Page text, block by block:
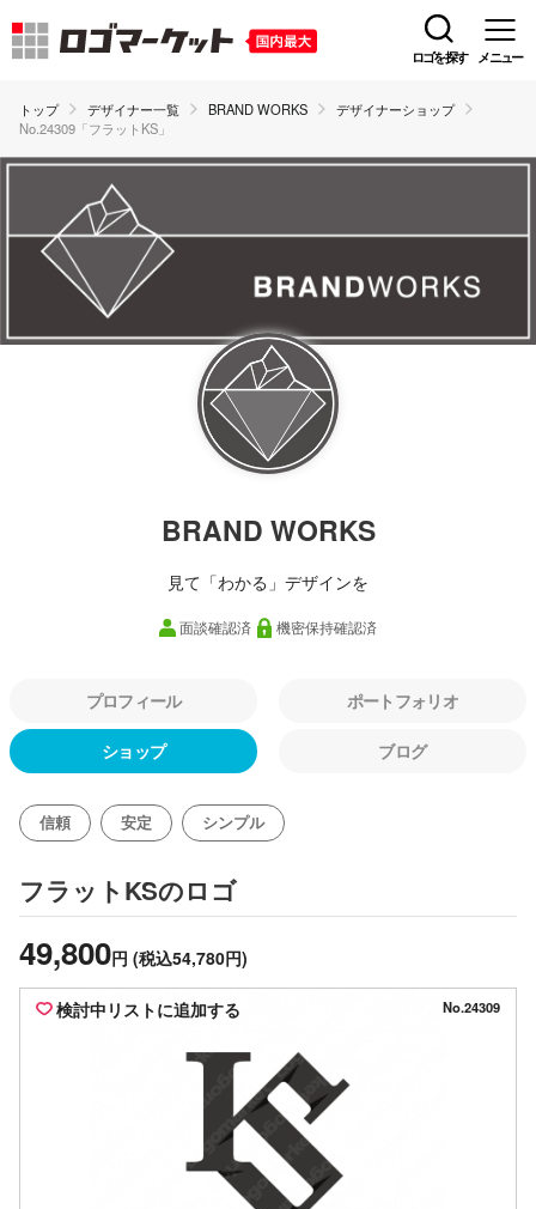
ロゴを探す メニュー
トップ デザイナー一覧 BRAND WORKS
デザイナーショップ
No.24309「フラットKS」
BRAND WORKS
見て「わかる」デザインを
面談確認済 機密保持確認済
プロフィール ポートフォリオ
ショップ ブログ
信頼 安定 シンプル
フラットKSのロゴ
49,800円 (税込54,780円)
検討中リストに追加する No.24309